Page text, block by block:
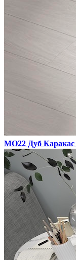
МО22 Дуб Каракас